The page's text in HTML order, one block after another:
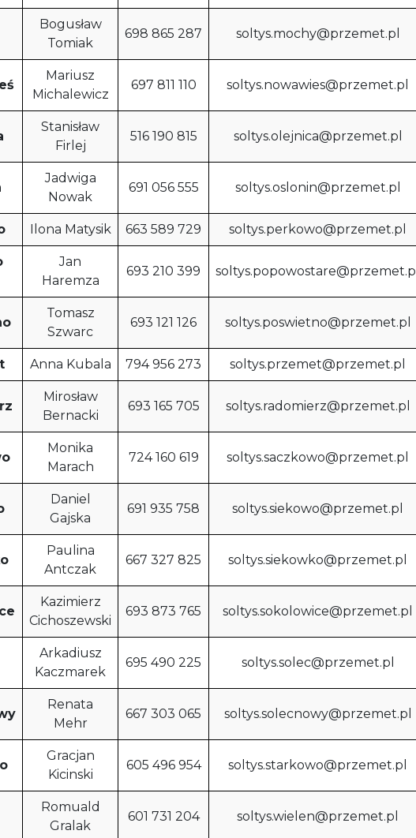
Bogusław
Tomiak
698 865 287 soltys.mochy@przemet.pl
Mariusz
Michalewicz
697 811 110 soltys.nowawies@przemet.pl
Stanisław
Firlej
516 190 815 soltys.olejnica@przemet.pl
Jadwiga
Nowak
691 056 555 soltys.oslonin@przemet.pl
Ilona Matysik 663 589 729 soltys.perkowo@przemet.pl
Jan
Haremza
693 210 399 soltys.popowostare@przemet.pl
Tomasz
Szwarc
693 121 126 soltys.poswietno@przemet.pl
Anna Kubala 794 956 273 soltys.przemet@przemet.pl
Mirosław
Bernacki
693 165 705 soltys.radomierz@przemet.pl
Monika
Marach
724 160 619 soltys.saczkowo@przemet.pl
Daniel
Gajska
691 935 758 soltys.siekowo@przemet.pl
Paulina
Antczak
667 327 825 soltys.siekowko@przemet.pl
Kazimierz
Cichoszewski
693 873 765 soltys.sokolowice@przemet.pl
Arkadiusz
Kaczmarek
695 490 225 soltys.solec@przemet.pl
Renata
Mehr
667 303 065 soltys.solecnowy@przemet.pl
Gracjan
Kicinski
605 496 954 soltys.starkowo@przemet.pl
Romuald
Gralak
601 731 204 soltys.wielen@przemet.pl